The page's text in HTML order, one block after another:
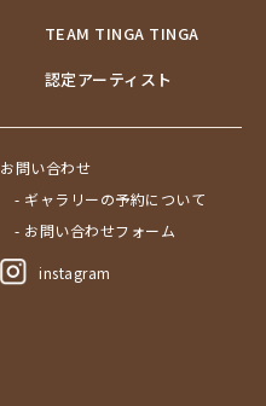
TEAM TINGA TINGA
認定アーティスト
お問い合わせ
- ギャラリーの予約について
- お問い合わせフォーム
instagram